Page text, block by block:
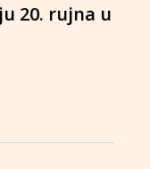
20. rujna u